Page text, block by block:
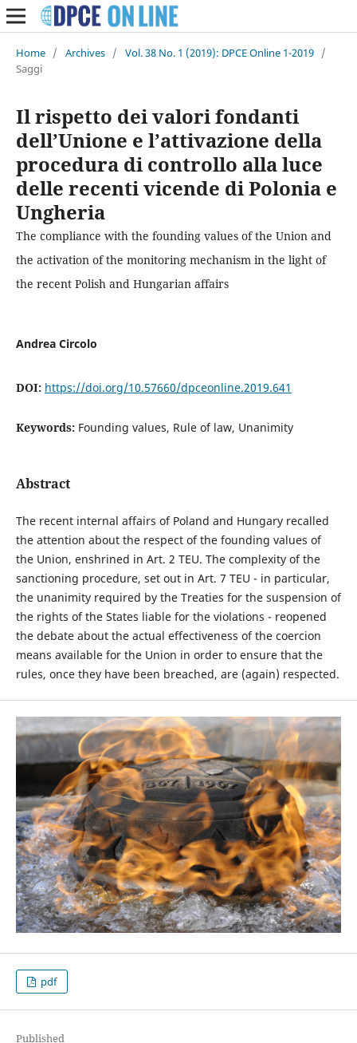
Home / Archives / Vol. 38 No. 1 (2019): DPCE Online 1-2019 /
Saggi
Il rispetto dei valori fondanti
dell’Unione e l’attivazione della
procedura di controllo alla luce
delle recenti vicende di Polonia e
Ungheria
The compliance with the founding values of the Union and
the activation of the monitoring mechanism in the light of
the recent Polish and Hungarian affairs
Andrea Circolo
DOI: https://doi.org/10.57660/dpceonline.2019.641
Keywords: Founding values, Rule of law, Unanimity
Abstract
The recent internal affairs of Poland and Hungary recalled
the attention about the respect of the founding values of
the Union, enshrined in Art. 2 TEU. The complexity of the
sanctioning procedure, set out in Art. 7 TEU - in particular,
the unanimity required by the Treaties for the suspension of
the rights of the States liable for the violations - reopened
the debate about the actual effectiveness of the coercion
means available for the Union in order to ensure that the
rules, once they have been breached, are (again) respected.
pdf
Published